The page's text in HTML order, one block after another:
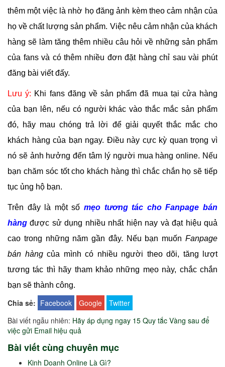
thêm một việc là nhờ họ đăng ảnh kèm theo cảm nhận của
họ về chất lượng sản phẩm. Việc nêu cảm nhận của khách
hàng sẽ làm tăng thêm nhiều câu hỏi về những sản phẩm
của fans và có thêm nhiều đơn đặt hàng chỉ sau vài phút
đăng bài viết đấy.
Lưu ý: Khi fans đăng về sản phẩm đã mua tại cửa hàng
của bạn lên, nếu có người khác vào thắc mắc sản phẩm
đó, hãy mau chóng trả lời để giải quyết thắc mắc cho
khách hàng của bạn ngay. Điều này cực kỳ quan trọng vì
nó sẽ ảnh hưởng đến tâm lý người mua hàng online. Nếu
bạn chăm sóc tốt cho khách hàng thì chắc chắn họ sẽ tiếp
tục ủng hộ bạn.
Trên đây là một số mẹo tương tác cho Fanpage bán
hàng được sử dụng nhiều nhất hiện nay và đạt hiệu quả
cao trong những năm gần đây. Nếu bạn muốn Fanpage
bán hàngcủa mình có nhiều người theo dõi, tăng lượt
tương tác thì hãy tham khảo những mẹo này, chắc chắn
bạn sẽ thành công.
Chia sẻ: Facebook Google
Twitter
Bài viết ngẫu nhiên: Hãy áp dụng ngay 15 Quy tắc Vàng sau để
việc gửi Email hiệu quả
Bài viết cùng chuyên mục
Kinh Doanh Online Là Gì?